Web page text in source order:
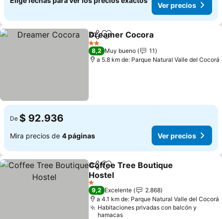
Ver precios
CompartirAgregar a favoritos
Dreamer Cocora
2 Estrellas
8,2 Muy bueno
11
a 5.8 km de: Parque Natural Valle del Cocorá
De $ 92.936
Mira precios de 4 páginas Ver precios
CompartirAgregar a favoritos
Coffee Tree Boutique
Hostel
1 Estrellas
9,2 Excelente
2.868
a 4.1 km de: Parque Natural Valle del Cocorá
Habitaciones privadas con balcón y
hamacas